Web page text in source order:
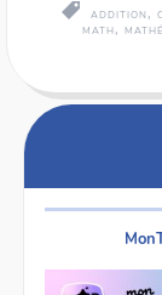
ADDITION ,
MATH,